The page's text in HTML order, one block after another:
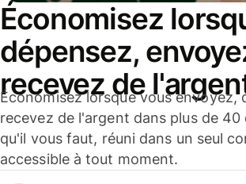
Économisez
dépensez,
recevez de
Économisez lorsque vous envoyez,
recevez de l'argent dans plus de 40
qu'il vous faut, réuni dans un seul
accessible à tout moment.